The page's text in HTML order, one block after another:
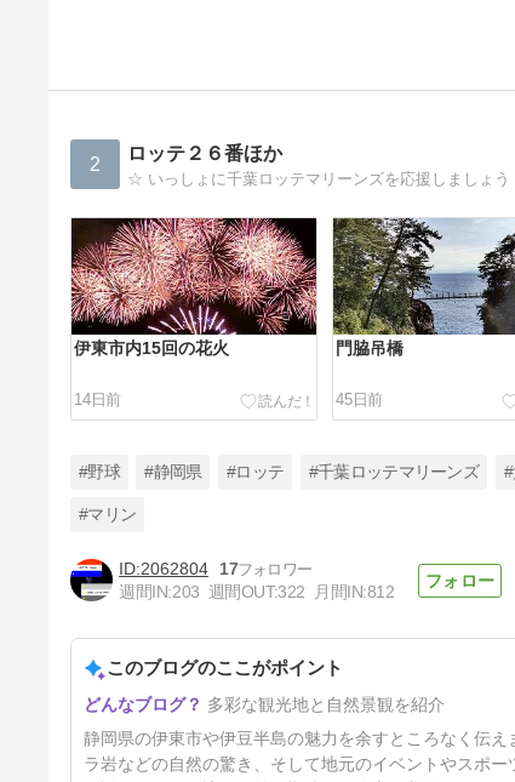
2 ロッテ２６番ほか
☆ いっしょに千葉ロッテマリーンズを応援しましょ
伊東市内15回の花火
14日前
門脇吊橋
45日前
今日はプロ野球開幕の日
#野球 #静岡県 #ロッテ #千葉ロッテマリーンズ
#マリン
2062804
17
週間IN:203 週間OUT:322 月間IN:812
このブログのここがポイント
多彩な観光地と自然景観を紹介
静岡県の伊東市や伊豆半島の魅力を余すところなく伝
ラ岩などの自然の驚き、そして地元のイベントやスポ